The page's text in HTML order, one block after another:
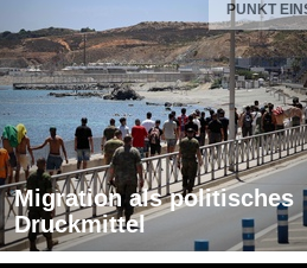
PUNKT
Migration als politisches
Druckmittel